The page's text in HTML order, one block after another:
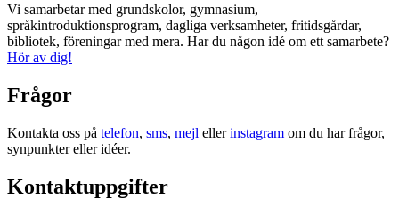
Vi samarbetar med grundskolor, gymnasium,
språkintroduktionsprogram, dagliga verksamheter, fritidsgårdar,
bibliotek, föreningar med mera. Har du någon idé om ett samarbete?
Hör av dig!
Frågor
Kontakta oss på telefon, sms, mejl ellerinstagram om du har frågor,
synpunkter eller idéer.
Kontaktuppgifter